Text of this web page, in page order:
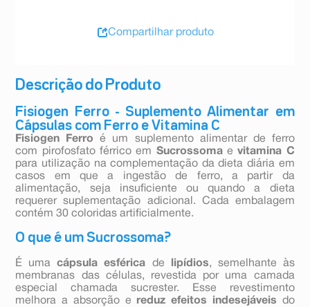
Descrição do Produto
Fisiogen Ferro - Suplemento Alimentar em
Cápsulas com Ferro e Vitamina C
Fisiogen Ferro
é um suplemento alimentar de ferro
com pirofosfato férrico em Sucrossomae vitamina C
para utilização na complementação da dieta diária em
casos em que a ingestão de ferro, a partir da
alimentação, seja insuficiente ou quando a dieta
requerer suplementação adicional. Cada embalagem
contém 30 coloridas artificialmente.
O que é um Sucrossoma?
É umacápsula esférica de lipídios, semelhante às
membranas das células, revestida por uma camada
especial chamada sucrester. Esse revestimento
melhora a absorção e reduz efeitos indesejáveis do
Compartilhar produto